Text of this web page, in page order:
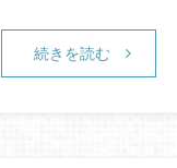
続きを読む